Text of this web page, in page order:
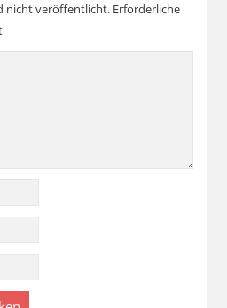
nicht veröffentlicht. Erforderliche